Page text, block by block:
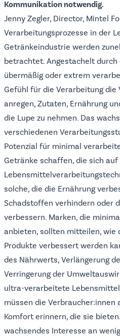
Kommunikation notwendig.
Jenny Zegler, Director, Mintel
Verarbeitungsprozesse in der
Getränkeindustrie werden
betrachtet. Angestachelt
übermäßig oder extrem
Gefühl für die Verarbeitung die
anregen, Zutaten, Ernährung
die Lupe zu nehmen. Das
verschiedenen
Potenzial für minimal
Getränke schaffen, die sich
solche, die die Ernährung
Schadstoffen verhindern oder
verbessern. Marken, die
anbieten, sollten mitteilen, wie
Produkte verbessert werden
des Nährwerts, Verlängerung
Verringerung der
ultra-verarbeitete
müssen die Verbraucher:innen
Komfort erinnern, die sie
wachsendes Interesse an